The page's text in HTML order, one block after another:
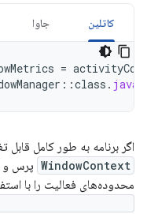
کاتلین جاوا
=
::class . java
اگر برنامه به طور کامل قابل
WindowContext پرس و
محدوده‌های فعالیت را با